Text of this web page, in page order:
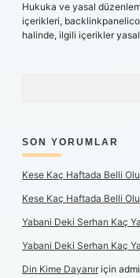
Hukuka ve yasal
içerikleri,
halinde, ilgili içerikler
SON YORUMLAR
Kese Kaç Haftada Belli
Kese Kaç Haftada Belli
Yabani Deki Serhan Kaç
Yabani Deki Serhan Kaç
Din Kime Dayanıriçin